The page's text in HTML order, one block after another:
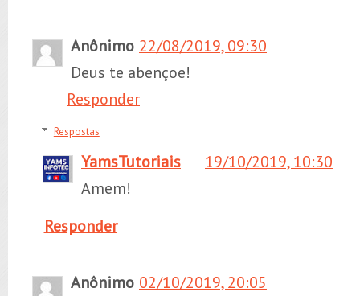
Anônimo 22/08/2019, 09:30
Deus te abençoe!
Responder
Respostas
YamsTutoriais
19/10/2019, 10:30
Amem!
Responder
Anônimo 02/10/2019, 20:05